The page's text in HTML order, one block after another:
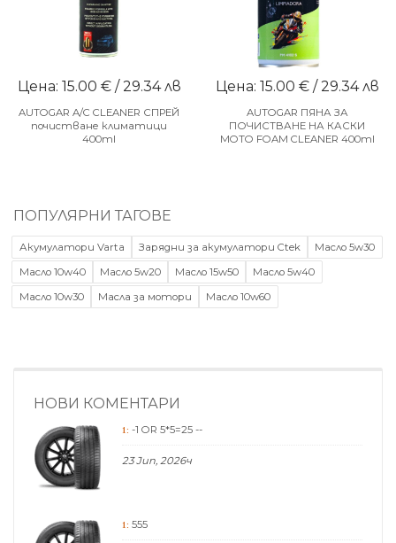
Цена: 15.00 € / 29.34 лв
AUTOGAR A/C CLEANER СПРЕЙ
почистване климатици
400ml
Цена: 15.00 € / 29.34 лв
AUTOGAR ПЯНА ЗА
ПОЧИСТВАНЕ НА КАСКИ
MOTO FOAM CLEANER 400ml
ПОПУЛЯРНИ ТАГОВЕ
Акумулатори Varta Зарядни за акумулатори Ctek
Масло 5w30
Масло 10w40
Масло 5w20 Масло 15w50
Масло 5w40
Масло 10w30
Масла за мотори Масло 10w60
НОВИ КОМЕНТАРИ
1: -1 OR 5*5=25 --
23 Jun, 2026ч
1: 555